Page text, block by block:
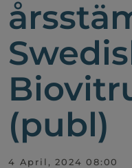
(publ)
4 April, 2024 08:00